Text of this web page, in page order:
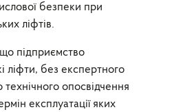
безпеки при
ліфтів.
підприємство
ліфти, без експертного
опосвідчення
експлуатації яких